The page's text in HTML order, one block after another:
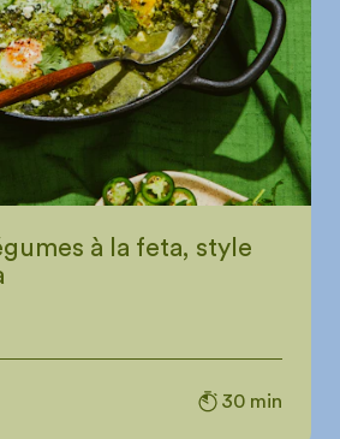
à la feta, style
30 min